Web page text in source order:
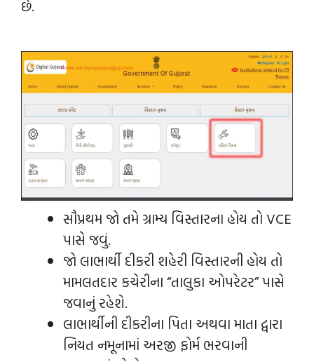
છે.
સૌપ્રથમ જો તમે ગ્રામ્ય વિસ્તારના હોય તો VCE
પાસે જવું.
જો લાભાર્થી દીકરી શહેરી વિસ્તારની હોય તો
મામલતદાર કચેરીના “તાલુકા ઓપરેટર” પાસે
જવાનું રહેશે.
લાભાર્થીની દીકરીના પિતા અથવા માતા દ્વારા
નિયત નમૂનામાં અરજી ફોર્મ ભરવાની